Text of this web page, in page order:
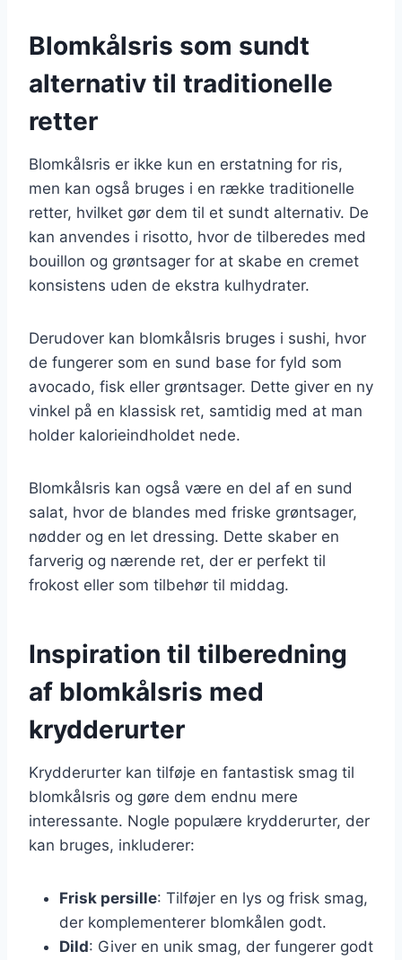
Blomkålsris som sundt
alternativ til traditionelle
retter
Blomkålsris er ikke kun en erstatning for ris,
men kan også bruges i en række traditionelle
retter, hvilket gør dem til et sundt alternativ. De
kan anvendes i risotto, hvor de tilberedes med
bouillon og grøntsager for at skabe en cremet
konsistens uden de ekstra kulhydrater.
Derudover kan blomkålsris bruges i sushi, hvor
de fungerer som en sund base for fyld som
avocado, fisk eller grøntsager. Dette giver en ny
vinkel på en klassisk ret, samtidig med at man
holder kalorieindholdet nede.
Blomkålsris kan også være en del af en sund
salat, hvor de blandes med friske grøntsager,
nødder og en let dressing. Dette skaber en
farverig og nærende ret, der er perfekt til
frokost eller som tilbehør til middag.
Inspiration til tilberedning
af blomkålsris med
krydderurter
Krydderurter kan tilføje en fantastisk smag til
blomkålsris og gøre dem endnu mere
interessante. Nogle populære krydderurter, der
kan bruges, inkluderer:
Frisk persille: Tilføjer en lys og frisk smag,
der komplementerer blomkålen godt.
Dild: Giver en unik smag, der fungerer godt